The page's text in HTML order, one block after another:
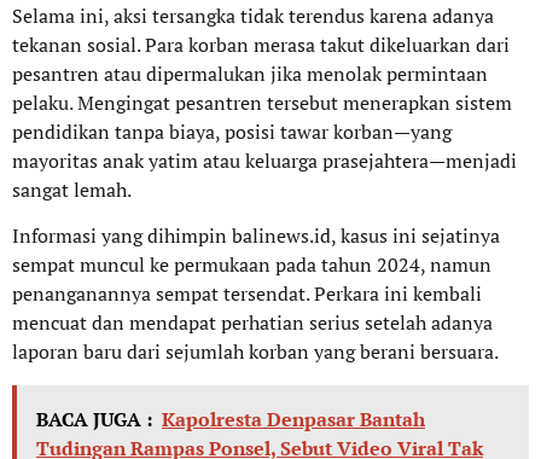
Selama ini, aksi tersangka tidak terendus karena adanya
tekanan sosial. Para korban merasa takut dikeluarkan dari
pesantren atau dipermalukan jika menolak permintaan
pelaku. Mengingat pesantren tersebut menerapkan sistem
pendidikan tanpa biaya, posisi tawar korban—yang
mayoritas anak yatim atau keluarga prasejahtera—menjadi
sangat lemah.
Informasi yang dihimpin balinews.id, kasus ini sejatinya
sempat muncul ke permukaan pada tahun 2024, namun
penanganannya sempat tersendat. Perkara ini kembali
mencuat dan mendapat perhatian serius setelah adanya
laporan baru dari sejumlah korban yang berani bersuara.
BACA JUGA : Kapolresta Denpasar Bantah
Tudingan Rampas Ponsel, Sebut Video Viral Tak